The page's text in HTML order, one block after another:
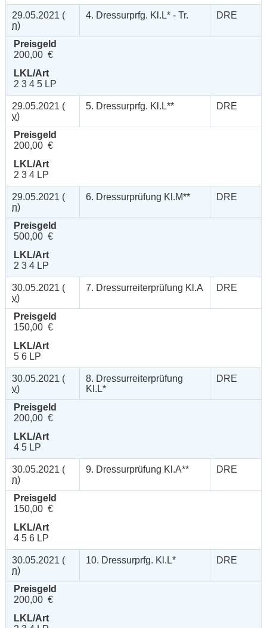
29.05.2021 (
n)
4. Dressurprfg. Kl.L* - Tr. DRE
Preisgeld
200,00 €
LKL/Art
2 3 4 5 LP
29.05.2021 (
v)
5. Dressurprfg. Kl.L** DRE
Preisgeld
200,00 €
LKL/Art
2 3 4 LP
29.05.2021 (
n)
6. Dressurprüfung Kl.M** DRE
Preisgeld
500,00 €
LKL/Art
2 3 4 LP
30.05.2021 (
v)
7. Dressurreiterprüfung Kl.A DRE
Preisgeld
150,00 €
LKL/Art
5 6 LP
30.05.2021 (
v)
8. Dressurreiterprüfung
Kl.L*
DRE
Preisgeld
200,00 €
LKL/Art
4 5 LP
30.05.2021 (
n)
9. Dressurprüfung Kl.A** DRE
Preisgeld
150,00 €
LKL/Art
4 5 6 LP
30.05.2021 (
n)
10. Dressurprfg. Kl.L* DRE
Preisgeld
200,00 €
LKL/Art